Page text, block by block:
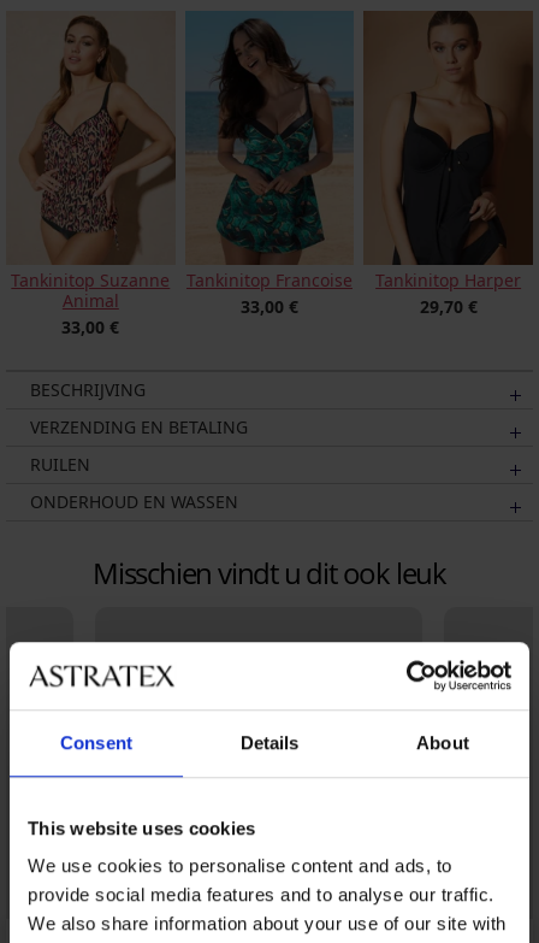
Consent Details About
This website uses cookies
We use cookies to personalise content and ads, to
provide social media features and to analyse our traffic.
We also share information about your use of our site with
Tankinitop Suzanne
Animal
33,00 €
Tankinitop Francoise
33,00 €
Tankinitop Harper
29,70 €
BESCHRIJVING
VERZENDING EN BETALING
RUILEN
ONDERHOUD EN WASSEN
Misschien vindt u dit ook leuk